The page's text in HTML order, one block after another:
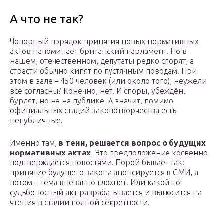
А что не так?
Чопорный порядок принятия новых нормативных
актов напоминает британский парламент. Но в
нашем, отечественном, депутаты редко спорят, а
страсти обычно кипят по пустячным поводам. При
этом в зале – 450 человек (или около того), неужели
все согласны? Конечно, нет. И споры, убеждён,
бурлят, но не на публике. А значит, помимо
официальных стадий законотворчества есть
непубличные.
Именно там, в тени, решается вопрос о будущих
нормативных актах. Это предположение косвенно
подтверждается новостями. Порой бывает так:
принятие будущего закона анонсируется в СМИ, а
потом – тема внезапно глохнет. Или какой-то
судьбоносный акт разрабатывается и выносится на
чтения в стадии полной секретности.